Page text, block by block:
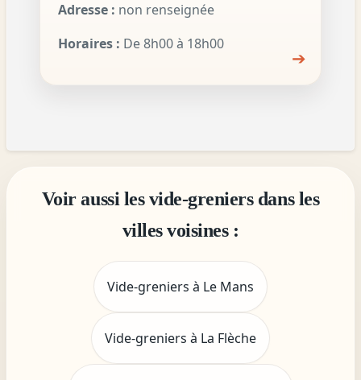
Adresse : non renseignée
Horaires : De 8h00 à 18h00
➔
Voir aussi les vide-greniers dans les
villes voisines :
Vide-greniers à Le Mans
Vide-greniers à La Flèche